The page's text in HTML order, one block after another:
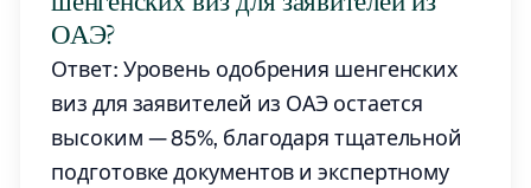
ОАЭ?
Ответ: Уровень одобрения шенгенских
виз для заявителей из ОАЭ остается
высоким — 85%, благодаря тщательной
подготовке документов и экспертному